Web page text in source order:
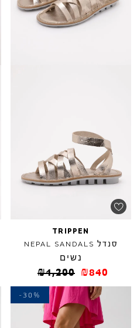
TRIPPEN
סנדל NEPAL SANDALS
נשים
₪1,200 ₪840
-30%